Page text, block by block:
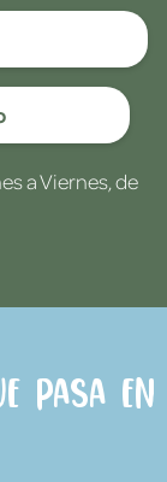
a Viernes, de
pasa en